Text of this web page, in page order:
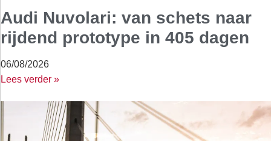
Audi Nuvolari: van schets naar
rijdend prototype in 405 dagen
06/08/2026
Lees verder »